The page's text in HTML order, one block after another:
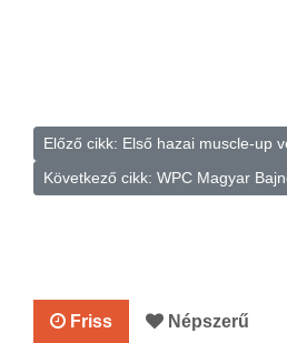
Előző cikk: Első hazai muscle-up
Következő cikk: WPC Magyar
Friss Népszerű